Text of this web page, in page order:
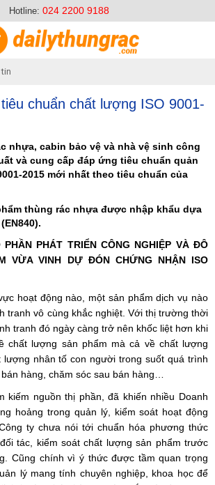
Hotline: 024 2200 9188
chuẩn chất lượng ISO 9001-
nhựa, cabin bảo vệ và nhà vệ sinh công
và cung cấp đáp ứng tiêu chuẩn quản
2015 mới nhất theo tiêu chuẩn của
thùng rác nhựa được nhập khẩu dựa
PHẦN PHÁT TRIỂN CÔNG NGHIỆP VÀ ĐÔ
VỪA VINH DỰ ĐÓN CHỨNG NHẬN ISO
hoạt động nào, một sản phẩm dịch vụ nào
tranh vô cùng khắc nghiệt. Với thị trường thời
tranh đó ngày càng trở nên khốc liệt hơn khi
chất lượng sản phẩm mà cả về chất lượng
lượng nhân tố con người trong suốt quá trình
hàng, chăm sóc sau bán hàng…
kiếm nguồn thị phần, đã khiến nhiều Doanh
hoảng trong quản lý, kiểm soát hoạt động
ty chưa nói tới chuẩn hóa phương thức
tác, kiểm soát chất lượng sản phẩm trước
Cũng chính vì ý thức được tầm quan trọng
lý mang tính chuyên nghiệp, khoa học để